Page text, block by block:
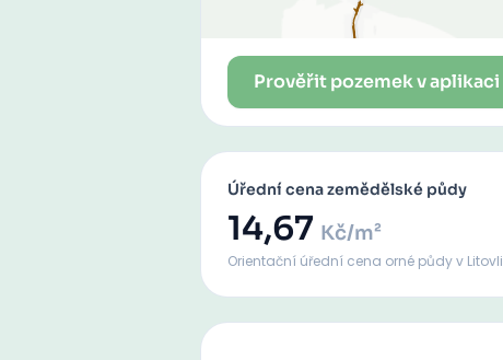
Prověřit pozemek v aplikaci
Úřední cena zemědělské půdy
14,67 Kč/m²
Orientační úřední cena orné půdyv Litovli